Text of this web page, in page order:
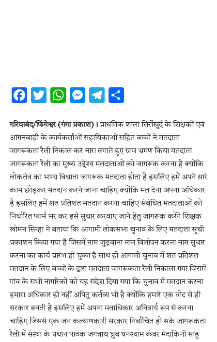
Facebook
Twitter
WhatsApp
Messenger
Telegram
गरियाबंद/फिंगेश्वर (गंगा प्रकाश)। प्राथमिक शाला सिर्रीखुर्द के शिक्षकों एवं
आंगनबाड़ी के कार्यकर्ताओं सहायिकाओं सहित बच्चों ने मतदाता
जागरूकता रैली निकाल कर नारा लगाते हुए ग्राम भ्रमण किया मतदाता
जागरूकता रैली का मुख्य उद्देश्य मतदाताओं को जागरूक करना है क्योंकि
लोकतंत्र का भाग्य विधाता जागरूक मतदाता होता है इसलिए हमें अपने सारे
काम छोड़कर मतदान करने जाना चाहिए क्योंकि मत देना अपना अधिकार
है इसलिए हमें शत प्रतिशत मतदान करना चाहिए संबंधित मतदाताओं को
निर्धारित फार्म भर कर इसे सुधार करवाए जाने हेतु जागरूक करेंगे शिक्षक
खोमन सिन्हा ने बताया कि आगामी लोकसभा चुनाव के लिए मतदाता सूची
प्रकाशन किया गया है जिसमें नाम जुड़वाना नाम विलोपन करना नाम सुधार
करना का कार्य प्रारंभ हो चुका है साथ ही आगामी चुनाव में शत प्रतिशत
मतदान के लिए बच्चों के द्वारा मतदाता जागरूकता रैली निकाला गया जिसमें
गांव के सभी नागरिकों को यह संदेश दिया गया कि चुनाव में मतदान करना
हमारा अधिकार ही नहीं अपितु कर्तव्य भी है क्योंकि हमारे एक वोट से ही
सरकार बनती है इसलिए हमें अपना मताधिकार अनिवार्य रूप से करना
चाहिए जिससे एक जन कल्याणकारी सरकार निर्वाचित हो सके जागरूकता
रैली में संस्था के प्रधान पाठक जगन्नाथ ध्रुव घनश्याम कंवर मंदाकिनी साहू